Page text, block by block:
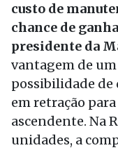
custo de
chance de
presidente da
vantagem de
possibilidade de
em retração
ascendente. Na
unidades, a